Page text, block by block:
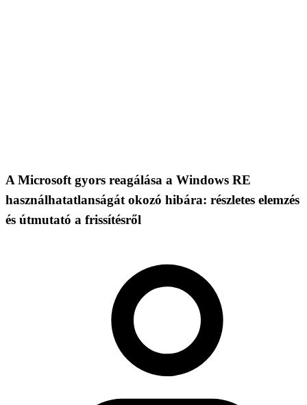
A Microsoft gyors reagálása a Windows RE
használhatatlanságát okozó hibára: részletes elemzés
és útmutató a frissítésről